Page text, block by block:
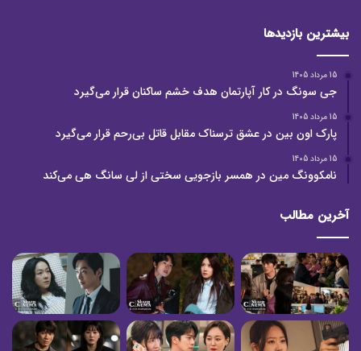
بیشترین بازدیدها
15 مرداد 1405
جی سونگ در کار آپارتمان هدف خشم ساکنان قرار می‌گیرد
15 مرداد 1405
پارک اون بین در عشق ترسناک مقابل قاتل بی‌رحم قرار می‌گیرد
15 مرداد 1405
نامکوونگ مین در همسر بازجویی سختی از لی سانگ هی می‌کند
آخرین مطالب